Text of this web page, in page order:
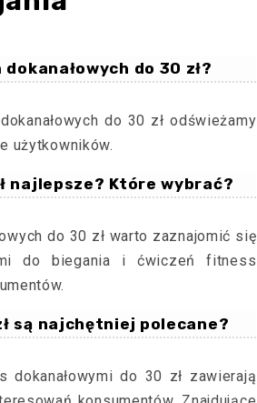
do 30 zł?
do 30 zł odświeżamy
użytkowników.
najlepsze? Które wybrać?
do 30 zł warto zaznajomić się
do biegania i ćwiczeń fitness
są najchętniej polecane?
do 30 zł zawierają